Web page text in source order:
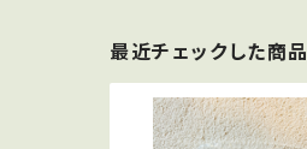
最近チェックした商品